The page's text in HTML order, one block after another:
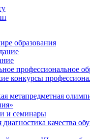
образования
профессиональное
конкурсы
метапредметная
и семинары
качества